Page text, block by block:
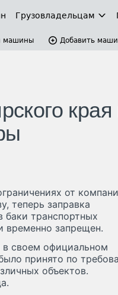
Грузовладельцам
машины Добавить
от
теперь заправка
транспортных
временно запрещен.
своем официальном
принято по
объектов.